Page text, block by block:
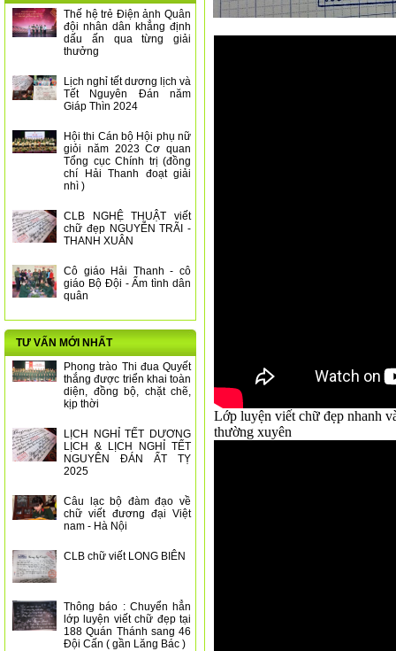
Thế hệ trẻ Điện ảnh Quân
đội nhân dân khẳng định
dấu ấn qua từng giải
thưởng
Lịch nghỉ tết dương lịch và
Tết Nguyên Đán năm
Giáp Thìn 2024
Hội thi Cán bộ Hội phụ nữ
giỏi năm 2023 Cơ quan
Tổng cục Chính trị (đồng
chí Hải Thanh đoạt giải
nhì )
CLB NGHỆ THUẬT viết
chữ đẹp NGUYỄN TRÃI -
THANH XUÂN
Cô giáo Hải Thanh - cô
giáo Bộ Đội - Ấm tình dân
quân
TƯ VẤN MỚI NHẤT
Phong trào Thi đua Quyết
thắng được triển khai toàn
diện, đồng bộ, chặt chẽ,
kịp thời
LỊCH NGHỈ TẾT DƯƠNG
LỊCH & LỊCH NGHỈ TẾT
NGUYÊN ĐÁN ẤT TỴ
2025
Câu lạc bộ đàm đạo về
chữ viết đương đại Việt
nam - Hà Nội
CLB chữ viết LONG BIÊN
Thông báo : Chuyển hẳn
lớp luyện viết chữ đẹp tại
188 Quán Thánh sang 46
Đội Cấn ( gần Lăng Bác )
Lớp luyện viết chữ đẹp nhanh
thường xuyên